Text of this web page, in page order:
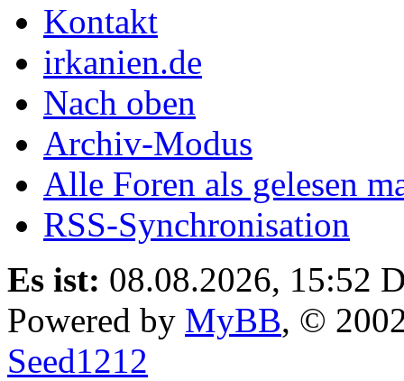
Kontakt
irkanien.de
Nach oben
Archiv-Modus
Alle Foren als gelesen
RSS-Synchronisation
Es ist: 08.08.2026, 15:52
Powered by MyBB, ©
Seed1212